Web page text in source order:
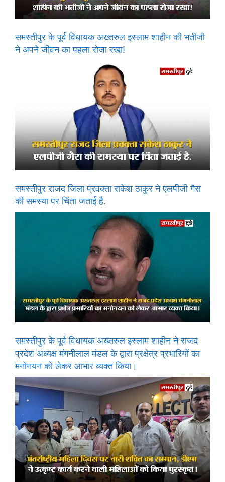
समस्तीपुर के पूर्व विधायक अख्तरुल इस्लाम शाहीन की भतीजी
ने अपने जीवन का पहला रोजा रखा!
समस्तीपुर राजद जिला प्रवक्ता राकेश ठाकुर ने एलपीजी गैस
की समस्या पर चिंता जताई है.
समस्तीपुर के पूर्व विधायक अख्तरुल इस्लाम शाहीन ने राजद
प्रदेश अध्यक्ष मंगनीलाल मंडल के द्वारा प्रक्षेत्र प्रभारियों का
मनोनयन को लेकर आभार व्यक्त किया।